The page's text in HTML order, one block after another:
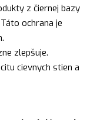
z čiernej bazy
ochrana je
zlepšuje.
cievnych stien a